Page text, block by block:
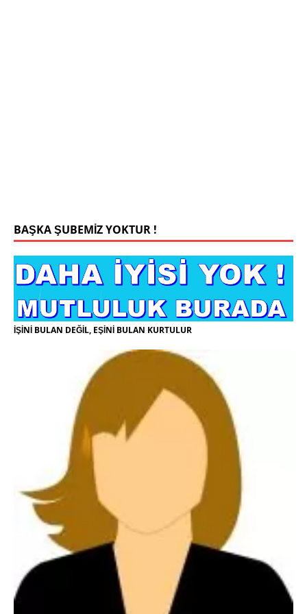
BAŞKA ŞUBEMİZ YOKTUR !
İŞİNİ BULAN DEĞİL, EŞİNİ BULAN KURTULUR